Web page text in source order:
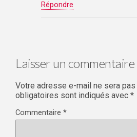
Répondre
Laisser un commentaire
Votre adresse e-mail ne sera pas
obligatoires sont indiqués avec *
Commentaire *